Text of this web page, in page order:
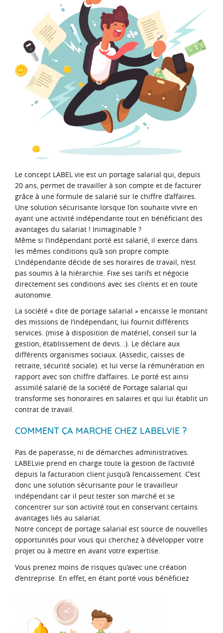
a
l
a
r
i
a
l
Le concept LABEL vie est un portage salarial qui, depuis
20 ans, permet de travailler à son compte et de facturer
grâce à une formule de salarié sur le chiffre d’affaires.
Une solution sécurisante lorsque l’on souhaite vivre en
ayant une activité indépendante tout en bénéficiant des
avantages du salariat ! Inimaginable ?
Même si l’indépendant porté est salarié, il exerce dans
les mêmes conditions qu’à son propre compte.
L’indépendante décide de ses horaires de travail, n’est
pas soumis à la hiérarchie. Fixe ses tarifs et négocie
directement ses conditions avec ses clients et en toute
autonomie.
La société « dite de portage salarial » encaisse le montant
des missions de l’indépendant, lui fournit différents
services. (mise à disposition de matériel, conseil sur la
gestion, établissement de devis…). Le déclare aux
différents organismes sociaux. (Assedic, caisses de
retraite, sécurité sociale). et lui verse la rémunération en
rapport avec son chiffre d’affaires. Le porté est ainsi
assimilé salarié de la société de Portage salarial qui
transforme ses honoraires en salaires et qui lui établit un
contrat de travail.
COMMENT ÇA MARCHE CHEZ LABELVIE ?
Pas de paperasse, ni de démarches administratives.
LABELvie prend en charge toute la gestion de l’activité
depuis la facturation client jusqu’à l’encaissement. C’est
donc une solution sécurisante pour le travailleur
indépendant car il peut tester son marché et se
concentrer sur son activité tout en conservant certains
avantages liés au salariat.
Notre concept de portage salarial est source de nouvelles
opportunités pour vous qui cherchez à développer votre
projet ou à mettre en avant votre expertise.
Vous prenez moins de risques qu’avec une création
d’entreprise. En effet, en étant porté vous bénéficiez